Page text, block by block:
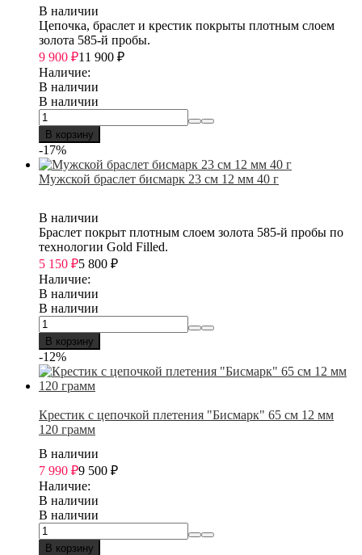
В наличии
Цепочка, браслет и крестик покрыты плотным слоем
золота 585-й пробы.
9 900 ₽11 900 ₽
Наличие:
В наличии
В наличии
В корзину
-17%
Мужской браслет бисмарк 23 см 12 мм 40 г
В наличии
Браслет покрыт плотным слоем золота 585-й пробы по
технологии Gold Filled.
5 150 ₽5 800 ₽
Наличие:
В наличии
В наличии
В корзину
-12%
Крестик с цепочкой плетения "Бисмарк" 65 см 12 мм
120 грамм
В наличии
7 990 ₽9 500 ₽
Наличие:
В наличии
В наличии
В корзину